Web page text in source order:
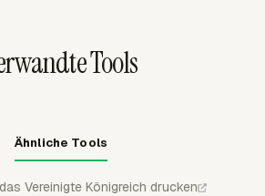
Tools
Ähnliche Tools
Vereinigte Königreich drucken